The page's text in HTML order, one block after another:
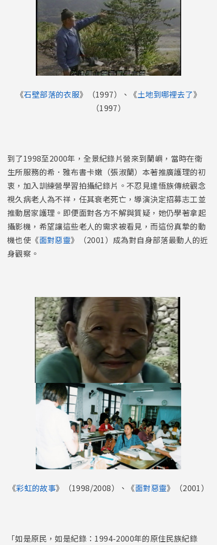
《石壁部落的衣服》（1997）、《土地到哪裡去了》
（1997）
到了1998至2000年，全景紀錄片營來到蘭嶼，當時在衛
生所服務的希．雅布書卡嫩（張淑蘭）本著推廣護理的初
衷，加入訓練營學習拍攝紀錄片。不忍見達悟族傳統觀念
視久病老人為不祥，任其衰老死亡，導演決定招募志工並
推動居家護理。即便面對各方不解與質疑，她仍學著拿起
攝影機，希望讓這些老人的需求被看見，而這份真摯的動
機也使《面對惡靈》（2001）成為對自身部落最動人的近
身觀察。
《彩虹的故事》（1998/2008）、《面對惡靈》（2001）
「如是原民，如是紀錄：1994-2000年的原住民族紀錄